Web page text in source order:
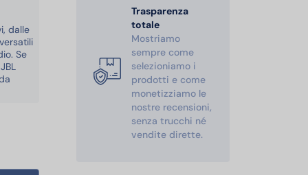
dalle
Se
Trasparenza
totale
Mostriamo
sempre come
selezioniamo i
prodotti e come
monetizziamo le
nostre recensioni,
senza trucchi né
vendite dirette.